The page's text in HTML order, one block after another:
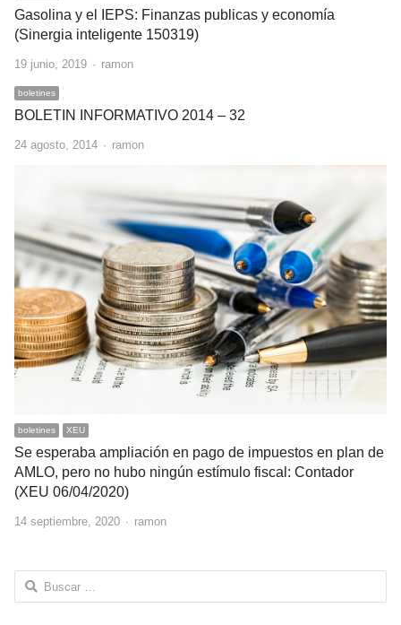
Gasolina y el IEPS: Finanzas publicas y economía
(Sinergia inteligente 150319)
19 junio, 2019 Author
ramon
boletines
BOLETIN INFORMATIVO 2014 – 32
24 agosto, 2014 Author
ramon
boletines XEU
Se esperaba ampliación en pago de impuestos en plan de
AMLO, pero no hubo ningún estímulo fiscal: Contador
(XEU 06/04/2020)
14 septiembre, 2020 Author
ramon
Buscar: